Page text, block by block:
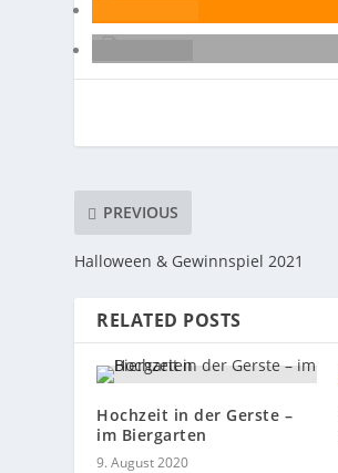
PREVIOUS
Halloween & Gewinnspiel 2021
RELATED POSTS
Hochzeit in der Gerste –
im Biergarten
9. August 2020